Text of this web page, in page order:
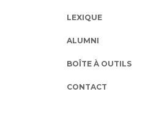
LEXIQUE
ALUMNI
BOÎTE À OUTILS
CONTACT